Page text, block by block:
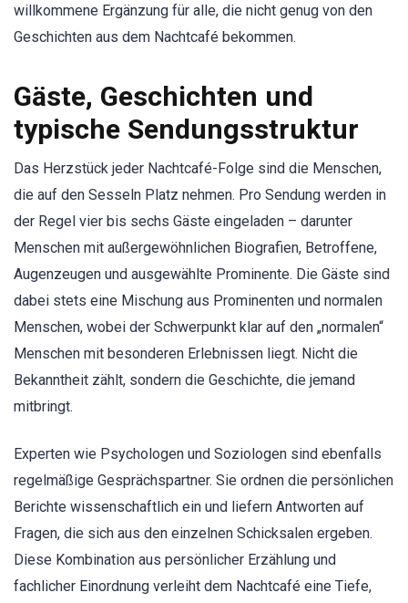
willkommene Ergänzung für alle, die nicht genug von den
Geschichten aus dem Nachtcafé bekommen.
Gäste, Geschichten und
typische Sendungsstruktur
Das Herzstück jeder Nachtcafé-Folge sind die Menschen,
die auf den Sesseln Platz nehmen. Pro Sendung werden in
der Regel vier bis sechs Gäste eingeladen – darunter
Menschen mit außergewöhnlichen Biografien, Betroffene,
Augenzeugen und ausgewählte Prominente. Die Gäste sind
dabei stets eine Mischung aus Prominenten und normalen
Menschen, wobei der Schwerpunkt klar auf den „normalen“
Menschen mit besonderen Erlebnissen liegt. Nicht die
Bekanntheit zählt, sondern die Geschichte, die jemand
mitbringt.
Experten wie Psychologen und Soziologen sind ebenfalls
regelmäßige Gesprächspartner. Sie ordnen die persönlichen
Berichte wissenschaftlich ein und liefern Antworten auf
Fragen, die sich aus den einzelnen Schicksalen ergeben.
Diese Kombination aus persönlicher Erzählung und
fachlicher Einordnung verleiht dem Nachtcafé eine Tiefe,